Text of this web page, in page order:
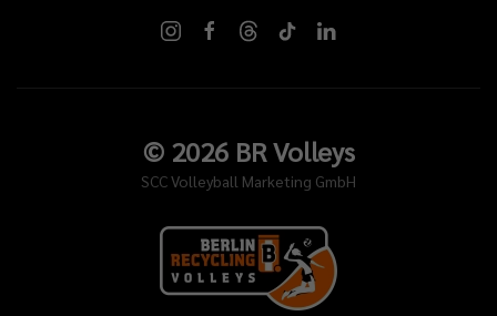
© 2026BR Volleys
SCC Volleyball Marketing GmbH